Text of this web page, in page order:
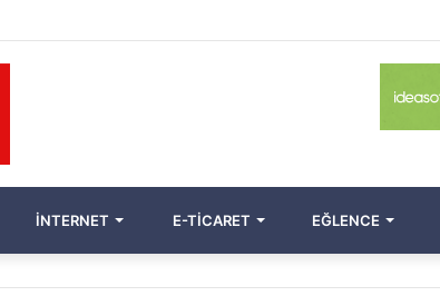
İNTERNET E-TICARET EĞLENCE